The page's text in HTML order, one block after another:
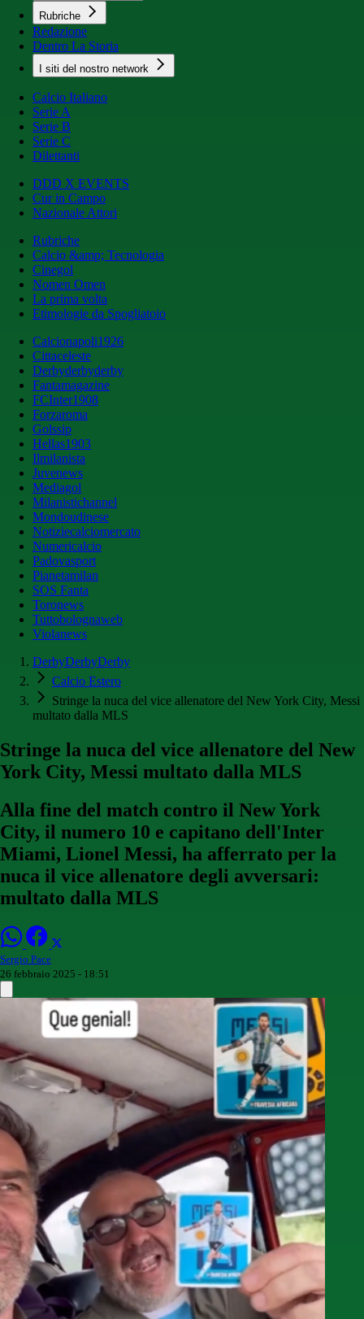
Rubriche
Redazione
Dentro La Storia
I siti del nostro network
Calcio Italiano
Serie A
Serie B
Serie C
Dilettanti
DDD X EVENTS
Cur in Campo
Nazionale Attori
Rubriche
Calcio &amp; Tecnologia
Cinegol
Nomen Omen
La prima volta
Etimologie da Spogliatoio
Calcionapoli1926
Cittaceleste
Derbyderbyderby
Fantamagazine
FCInter1908
Forzaroma
Golssip
Hellas1903
Ilmilanista
Juvenews
Mediagol
Milanistichannel
Mondoudinese
Notiziecalciomercato
Numericalcio
Padovasport
Pianetamilan
SOS Fanta
Toronews
Tuttobolognaweb
Violanews
DerbyDerbyDerby
Calcio Estero
Stringe la nuca del vice allenatore del New York City, Messi
multato dalla MLS
Stringe la nuca del vice allenatore del New
York City, Messi multato dalla MLS
Alla fine del match contro il New York
City, il numero 10 e capitano dell'Inter
Miami, Lionel Messi, ha afferrato per la
nuca il vice allenatore degli avversari:
multato dalla MLS
Sergio Pace
26 febbraio 2025 - 18:51